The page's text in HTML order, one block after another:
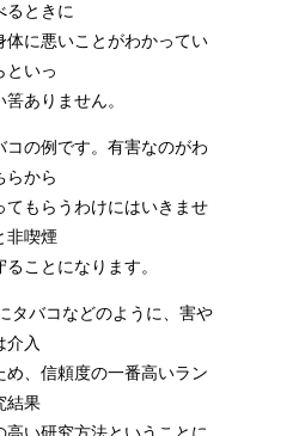
るときに
体に悪いことがわかってい
といっ
ありません。
の例です。有害なのがわ
らから
てもらうわけにはいきませ
非喫煙
ことになります。
タバコなどのように、害や
介入
、信頼度の一番高いラン
結果